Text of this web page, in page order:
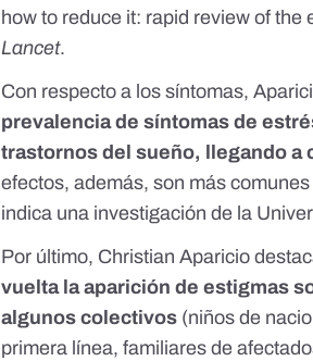
how to reduce it: rapid review of the
Lancet.
Con respecto a los síntomas,
prevalencia de síntomas de
trastornos del sueño, llegando a
efectos, además, son más
indica una investigación de la
Por último, Christian Aparicio
vuelta la aparición de estigmas
algunos colectivos (niños de
primera línea, familiares de